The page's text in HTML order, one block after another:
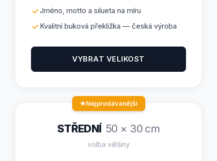
Jméno, motto a silueta na míru
Kvalitní buková překližka — česká výroba
VYBRAT VELIKOST
★Nejprodávanější
STŘEDNÍ 50 × 30 cm
volba většiny